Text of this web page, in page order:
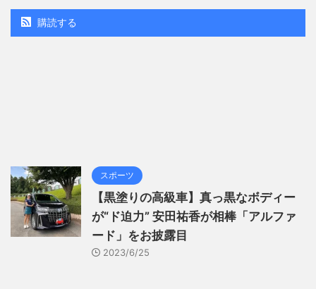
購読する
スポーツ
【黒塗りの高級車】真っ黒なボディー
が“ド迫力” 安田祐香が相棒「アルファ
ード」をお披露目
2023/6/25